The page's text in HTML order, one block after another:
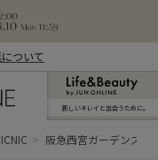
ついて
新しいキレイと出合うために。
阪急西宮ガーデンズ